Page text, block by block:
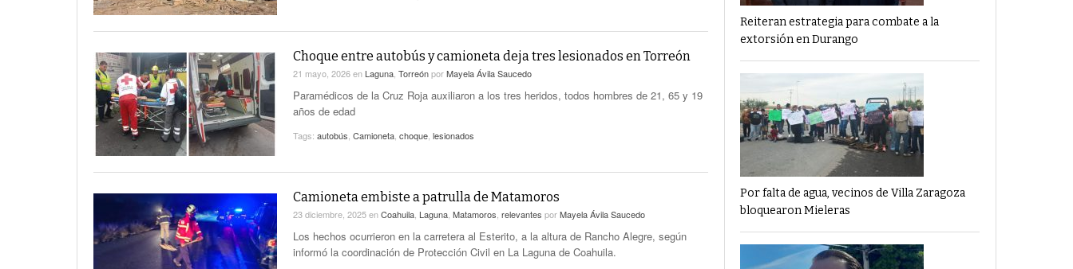
Choque entre autobús y camioneta deja tres lesionados en Torreón
21 mayo, 2026en Laguna TorreónporMayela Ávila Saucedo
Paramédicos de la Cruz Roja auxiliaron a los tres heridos, todos hombres de 21, 65 y 19
años de edad
Tags: autobús Camioneta choque lesionados
Camioneta embiste a patrulla de Matamoros
23 diciembre, 2025enCoahuila Laguna Matamoros relevantes porMayela Ávila Saucedo
Los hechos ocurrieron en la carretera al Esterito, a la altura de Rancho Alegre, según
informó la coordinación de Protección Civil en La Laguna de Coahuila.
Reiteran estrategia para combate a la
extorsión en Durango
Por falta de agua, vecinos de Villa Zaragoza
bloquearon Mieleras